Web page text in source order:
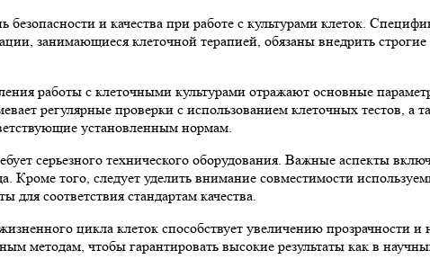
безопасности и качества при работе с культурами клеток.
занимающиеся клеточной терапией, обязаны внедрить
работы с клеточными культурами отражают основные
регулярные проверки с использованием клеточных тестов, а
установленным нормам.
серьезного технического оборудования. Важные аспекты
Кроме того, следует уделить внимание совместимости
для соответствия стандартам качества.
цикла клеток способствует увеличению прозрачности
методам, чтобы гарантировать высокие результаты как в